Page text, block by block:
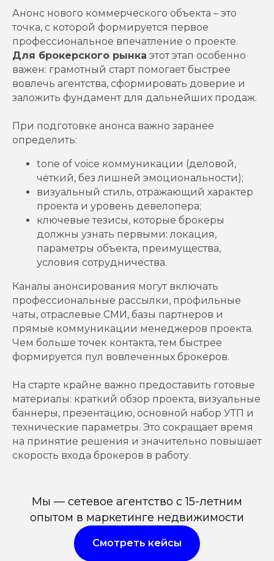
Анонс нового коммерческого объекта – это
точка, с которой формируется первое
профессиональное впечатление о проекте.
Для брокерского рынка этот этап особенно
важен: грамотный старт помогает быстрее
вовлечь агентства, сформировать доверие и
заложить фундамент для дальнейших продаж.
При подготовке анонса важно заранее
определить:
tone of voice коммуникации (деловой,
чёткий, без лишней эмоциональности);
визуальный стиль, отражающий характер
проекта и уровень девелопера;
ключевые тезисы, которые брокеры
должны узнать первыми: локация,
параметры объекта, преимущества,
условия сотрудничества.
Каналы анонсирования могут включать
профессиональные рассылки, профильные
чаты, отраслевые СМИ, базы партнеров и
прямые коммуникации менеджеров проекта.
Чем больше точек контакта, тем быстрее
формируется пул вовлеченных брокеров.
На старте крайне важно предоставить готовые
материалы: краткий обзор проекта, визуальные
баннеры, презентацию, основной набор УТП и
технические параметры. Это сокращает время
на принятие решения и значительно повышает
скорость входа брокеров в работу.
Мы — сетевое агентство с 15-летним
опытом в маркетинге недвижимости
Смотреть кейсы
И МЫ РАССЧИТАЕМ ВАШУ
РЕКЛАМНУЮ КАМПАНИЮ
ОСТАВЬТЕ ЗАЯВКУ
Или свяжитесь с нами в Telegram
Ваше имя
Номер телефона
Комментарий
Соглашаюсь сполитикой
конфиденциальности
ОТПРАВИТЬ